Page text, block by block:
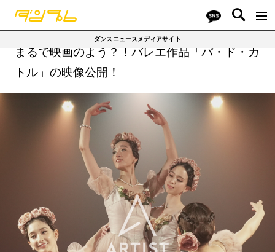
ダンスニュースメディアサイト
まるで映画のよう？！バレエ作品「パ・ド・カ
トル」の映像公開！